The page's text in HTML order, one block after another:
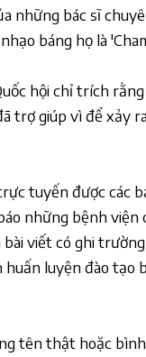
những bác sĩ
báng họ là
hội chỉ trích rằng
trợ giúp vì để xảy
tuyến được các
những bệnh viện
viết có ghi
luyện đào tạo
tên thật hoặc